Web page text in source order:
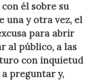
él sobre su
una y otra vez, el
para abrir
al público, a las
con inquietud
preguntar y,